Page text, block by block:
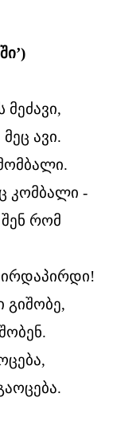
მეძავი,
ავი.
კომბალი -
რომ
გიშობე,